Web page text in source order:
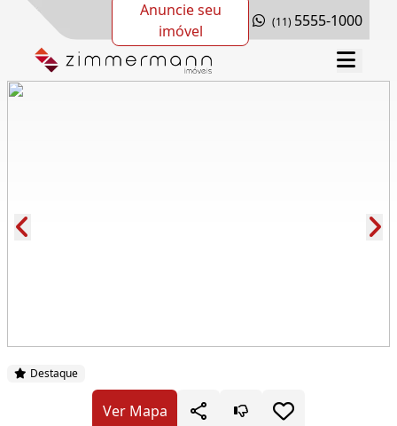
Anuncie seu
imóvel
(11) 5555-1000
Destaque
Ver Mapa